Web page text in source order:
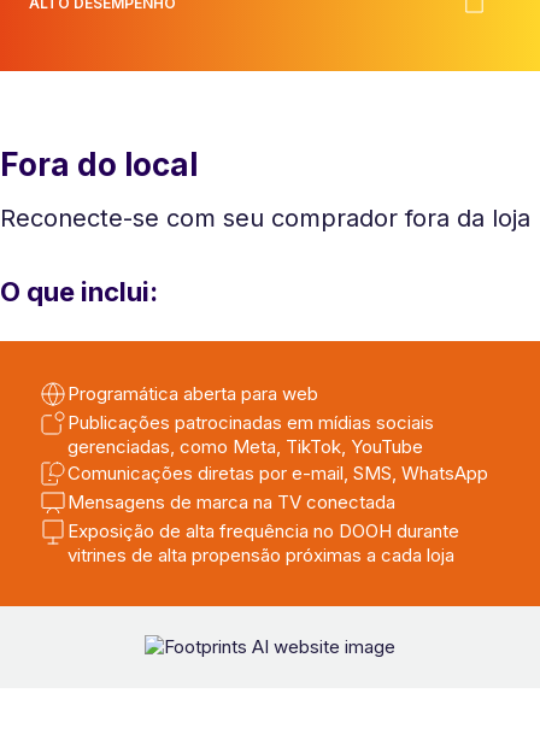
Fora do local
Reconecte-se com seu comprador fora da loja
O que inclui:
Programática aberta para web
Publicações patrocinadas em mídias sociais
gerenciadas, como Meta, TikTok, YouTube
Comunicações diretas por e-mail, SMS, WhatsApp
Mensagens de marca na TV conectada
Exposição de alta frequência no DOOH durante
vitrines de alta propensão próximas a cada loja